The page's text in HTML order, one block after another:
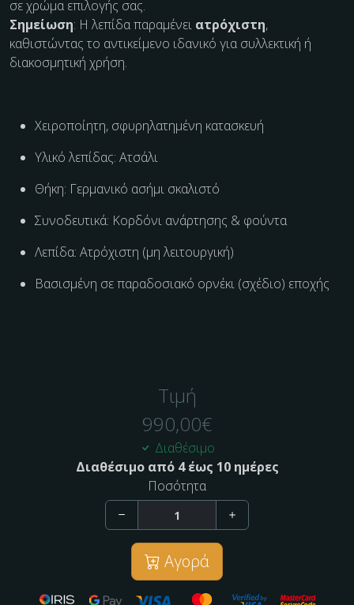
σε χρώμα επιλογής σας.
Σημείωση: Η λεπίδα παραμένει ατρόχιστη,
καθιστώντας το αντικείμενο ιδανικό για συλλεκτική ή
διακοσμητική χρήση.
Χειροποίητη, σφυρηλατημένη κατασκευή
Υλικό λεπίδας: Ατσάλι
Θήκη: Γερμανικό ασήμι σκαλιστό
Συνοδευτικά: Κορδόνι ανάρτησης & φούντα
Λεπίδα: Ατρόχιστη (μη λειτουργική)
Βασισμένη σε παραδοσιακό ορνέκι (σχέδιο) εποχής
Τιμή
990,00€
Διαθέσιμο
Διαθέσιμο από 4 έως 10 ημέρες
Ποσότητα
Αγορά